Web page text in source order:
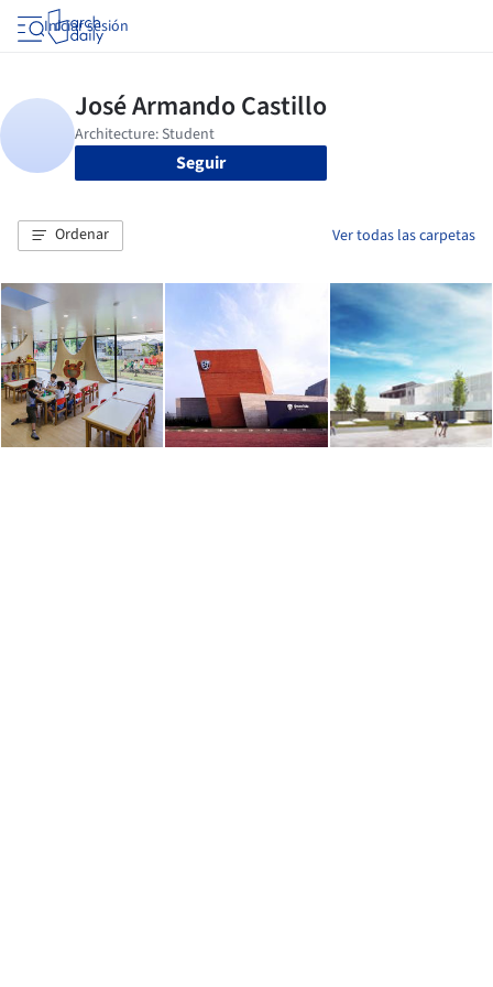
Iniciar sesión
Seguir
Ordenar Ver todas las carpetas